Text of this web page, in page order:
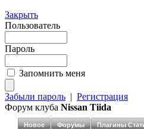
Закрыть
Пользователь
Пароль
Запомнить меня
Забыли пароль | Регистрация
Форум клуба Nissan Tiida
Новое Форумы Плагины